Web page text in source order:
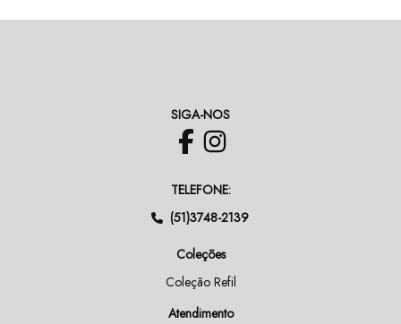
SIGA-NOS
TELEFONE:
(51)3748-2139
Coleções
Coleção Refil
Atendimento